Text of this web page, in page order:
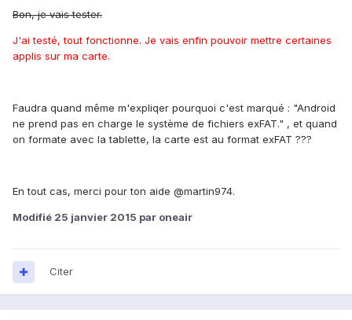
Bon, je vais tester.
J'ai testé, tout fonctionne. Je vais enfin pouvoir mettre certaines
applis sur ma carte.
Faudra quand même m'expliqer pourquoi c'est marqué : "Android
ne prend pas en charge le système de fichiers exFAT." , et quand
on formate avec la tablette, la carte est au format exFAT ???
En tout cas, merci pour ton aide @martin974.
Modifié 25 janvier 2015 par oneair
Citer